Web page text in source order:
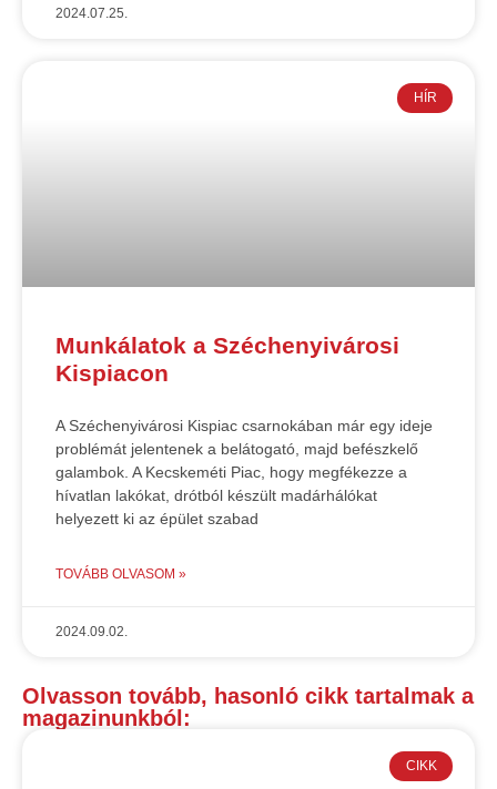
2024.07.25.
HÍR
Munkálatok a Széchenyivárosi
Kispiacon
A Széchenyivárosi Kispiac csarnokában már egy ideje
problémát jelentenek a belátogató, majd befészkelő
galambok. A Kecskeméti Piac, hogy megfékezze a
hívatlan lakókat, drótból készült madárhálókat
helyezett ki az épület szabad
TOVÁBB OLVASOM »
2024.09.02.
Olvasson tovább, hasonló cikk tartalmak a
magazinunkból:
CIKK